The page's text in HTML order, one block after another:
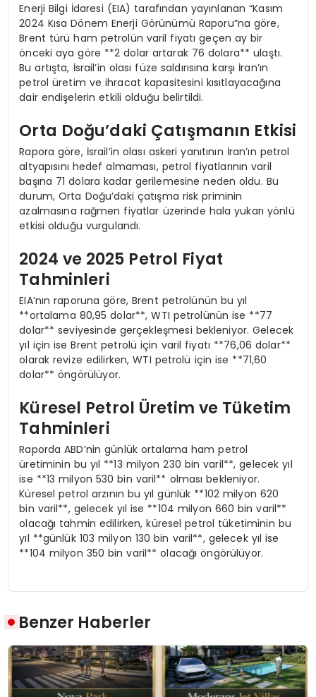
Enerji Bilgi İdaresi (EIA) tarafından yayınlanan “Kasım
2024 Kısa Dönem Enerji Görünümü Raporu”na göre,
Brent türü ham petrolün varil fiyatı geçen ay bir
önceki aya göre **2 dolar artarak 76 dolara** ulaştı.
Bu artışta, İsrail’in olası füze saldırısına karşı İran’ın
petrol üretim ve ihracat kapasitesini kısıtlayacağına
dair endişelerin etkili olduğu belirtildi.
Orta Doğu’daki Çatışmanın Etkisi
Rapora göre, İsrail’in olası askeri yanıtının İran’ın petrol
altyapısını hedef almaması, petrol fiyatlarının varil
başına 71 dolara kadar gerilemesine neden oldu. Bu
durum, Orta Doğu’daki çatışma risk priminin
azalmasına rağmen fiyatlar üzerinde hala yukarı yönlü
etkisi olduğu vurgulandı.
2024 ve 2025 Petrol Fiyat
Tahminleri
EIA’nın raporuna göre, Brent petrolünün bu yıl
**ortalama 80,95 dolar**, WTI petrolünün ise **77
dolar** seviyesinde gerçekleşmesi bekleniyor. Gelecek
yıl için ise Brent petrolü için varil fiyatı **76,06 dolar**
olarak revize edilirken, WTI petrolü için ise **71,60
dolar** öngörülüyor.
Küresel Petrol Üretim ve Tüketim
Tahminleri
Raporda ABD’nin günlük ortalama ham petrol
üretiminin bu yıl **13 milyon 230 bin varil**, gelecek yıl
ise **13 milyon 530 bin varil** olması bekleniyor.
Küresel petrol arzının bu yıl günlük **102 milyon 620
bin varil**, gelecek yıl ise **104 milyon 660 bin varil**
olacağı tahmin edilirken, küresel petrol tüketiminin bu
yıl **günlük 103 milyon 130 bin varil**, gelecek yıl ise
**104 milyon 350 bin varil** olacağı öngörülüyor.
Benzer Haberler